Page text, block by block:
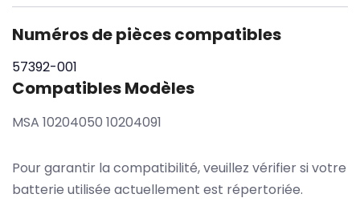
Numéros de pièces compatibles
57392-001
Compatibles Modèles
MSA 10204050 10204091
Pour garantir la compatibilité, veuillez vérifier si votre
batterie utilisée actuellement est répertoriée.